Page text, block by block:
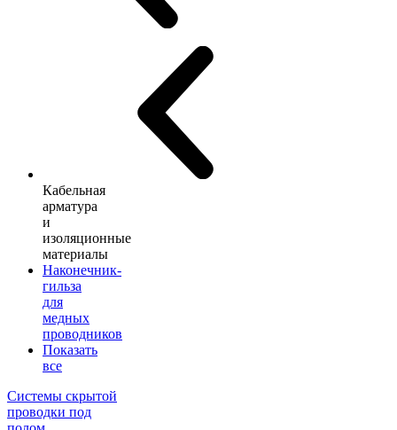
Кабельная
арматура
и
изоляционные
материалы
Наконечник-
гильза
для
медных
проводников
Показать
все
Системы скрытой
проводки под